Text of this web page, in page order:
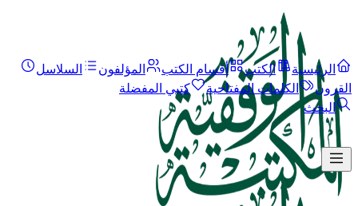
الرئيسية الكتب أقسام الكتب المؤلفون
السلاسل
القرون
الكلمات المفتاحية
كتبي المفضلة
البحث